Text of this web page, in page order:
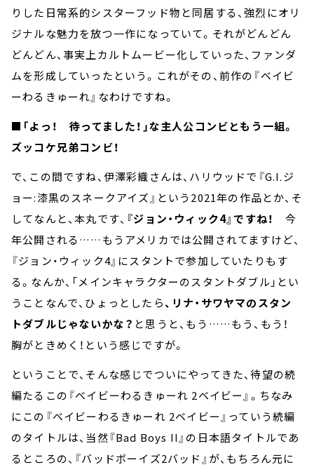
りした日常系的シスターフッド物と同居する、強烈にオリ
ジナルな魅力を放つ一作になっていて。それがどんどん
どんどん、事実上カルトムービー化していった、ファンダ
ムを形成していったという。これがその、前作の『ベイビ
ーわるきゅーれ』なわけですね。
■「よっ！ 待ってました！」な主人公コンビともう一組。
ズッコケ兄弟コンビ！
で、この間ですね、伊澤彩織さんは、ハリウッドで『G.I.ジ
ョー:漆黒のスネークアイズ』という2021年の作品とか、そ
してなんと、本丸です、 『ジョン・ウィック4』ですね！
今
年公開される……もうアメリカでは公開されてますけど、
『ジョン・ウィック4』にスタントで参加していたりもす
る。なんか、「メインキャラクターのスタントダブル」とい
うことなんで、ひょっとしたら、リナ・サワヤマのスタン
トダブルじゃないかな？ と思うと、もう……もう、もう！
胸がときめく！という感じですが。
ということで、そんな感じでついにやってきた、待望の続
編たるこの『ベイビーわるきゅーれ 2ベイビー』。ちなみ
にこの『ベイビーわるきゅーれ 2ベイビー』っていう続編
のタイトルは、当然『Bad Boys II』の日本語タイトルであ
るところの、『バッドボーイズ2バッド』が、もちろん元に